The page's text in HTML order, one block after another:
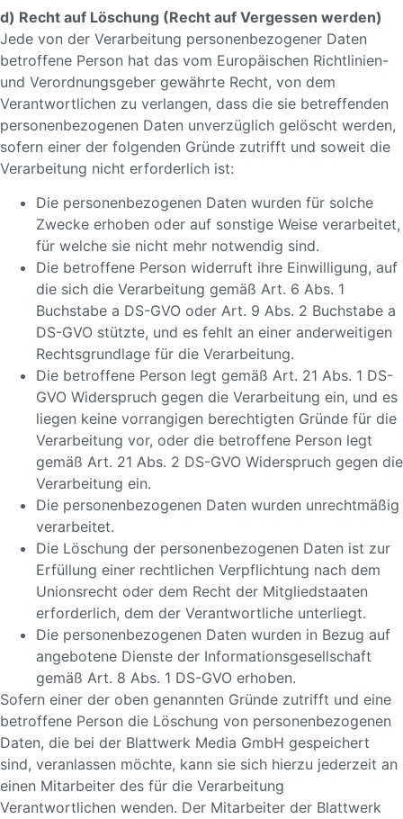
d) Recht auf Löschung (Recht auf Vergessen werden)
Jede von der Verarbeitung personenbezogener Daten
betroffene Person hat das vom Europäischen Richtlinien-
und Verordnungsgeber gewährte Recht, von dem
Verantwortlichen zu verlangen, dass die sie betreffenden
personenbezogenen Daten unverzüglich gelöscht werden,
sofern einer der folgenden Gründe zutrifft und soweit die
Verarbeitung nicht erforderlich ist:
Die personenbezogenen Daten wurden für solche
Zwecke erhoben oder auf sonstige Weise verarbeitet,
für welche sie nicht mehr notwendig sind.
Die betroffene Person widerruft ihre Einwilligung, auf
die sich die Verarbeitung gemäß Art. 6 Abs. 1
Buchstabe a DS-GVO oder Art. 9 Abs. 2 Buchstabe a
DS-GVO stützte, und es fehlt an einer anderweitigen
Rechtsgrundlage für die Verarbeitung.
Die betroffene Person legt gemäß Art. 21 Abs. 1 DS-
GVO Widerspruch gegen die Verarbeitung ein, und es
liegen keine vorrangigen berechtigten Gründe für die
Verarbeitung vor, oder die betroffene Person legt
gemäß Art. 21 Abs. 2 DS-GVO Widerspruch gegen die
Verarbeitung ein.
Die personenbezogenen Daten wurden unrechtmäßig
verarbeitet.
Die Löschung der personenbezogenen Daten ist zur
Erfüllung einer rechtlichen Verpflichtung nach dem
Unionsrecht oder dem Recht der Mitgliedstaaten
erforderlich, dem der Verantwortliche unterliegt.
Die personenbezogenen Daten wurden in Bezug auf
angebotene Dienste der Informationsgesellschaft
gemäß Art. 8 Abs. 1 DS-GVO erhoben.
Sofern einer der oben genannten Gründe zutrifft und eine
betroffene Person die Löschung von personenbezogenen
Daten, die bei der Blattwerk Media GmbH gespeichert
sind, veranlassen möchte, kann sie sich hierzu jederzeit an
einen Mitarbeiter des für die Verarbeitung
Verantwortlichen wenden. Der Mitarbeiter der Blattwerk